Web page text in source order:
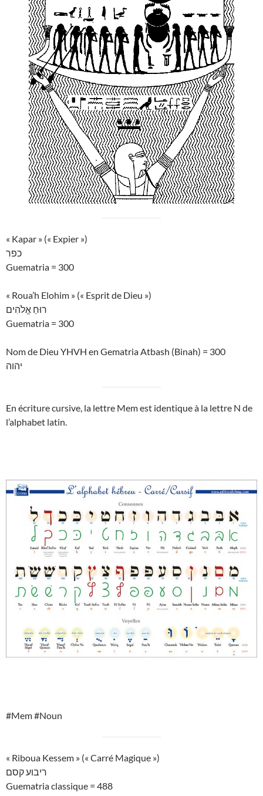
« Kapar » (« Expier »)
כפר
Guematria = 300
« Roua’h Elohim » (« Esprit de Dieu »)
רוּחַ אֱלֹהִים
Guematria = 300
Nom de Dieu YHVH en Gematria Atbash (Binah) = 300
יהוה
En écriture cursive, la lettre Mem est identique à la lettre N de
l’alphabet latin.
#Mem #Noun
« Riboua Kessem » (« Carré Magique »)
ריבוע קסם
Guematria classique = 488